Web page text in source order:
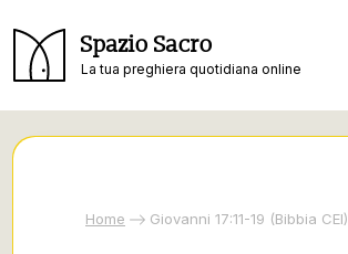
Spazio Sacro
La tua preghiera quotidiana online
Home Giovanni 17:11-19 (Bibbia CEI)